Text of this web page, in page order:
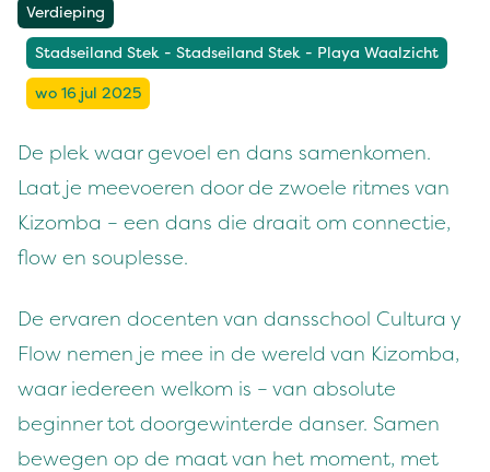
Verdieping
Stadseiland Stek - Stadseiland Stek - Playa Waalzicht
wo 16 jul 2025
De plek waar gevoel en dans samenkomen.
Laat je meevoeren door de zwoele ritmes van
Kizomba – een dans die draait om connectie,
flow en souplesse.
De ervaren docenten van dansschool Cultura y
Flow nemen je mee in de wereld van Kizomba,
waar iedereen welkom is – van absolute
beginner tot doorgewinterde danser. Samen
bewegen op de maat van het moment, met